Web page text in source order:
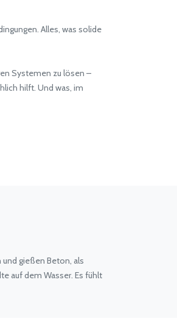
Alles, was solide
Systemen zu lösen –
hilft. Und was, im
und gießen Beton, als
auf dem Wasser. Es fühlt